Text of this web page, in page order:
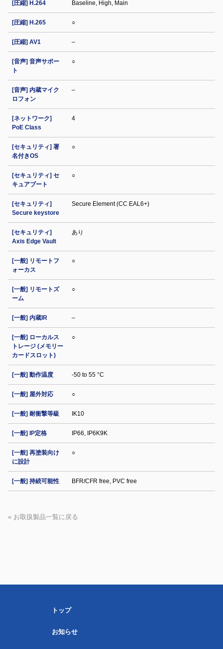
[圧縮] H.264 Baseline, High, Main
[圧縮] H.265 ○
[圧縮] AV1 –
[音声] 音声サポー
ト
○
[音声] 内蔵マイク
ロフォン
–
[ネットワーク]
PoE Class
4
[セキュリティ] 署
名付きOS
○
[セキュリティ] セ
キュアブート
○
[セキュリティ]
Secure keystore
Secure Element (CC EAL6+)
[セキュリティ]
Axis Edge Vault
あり
[一般] リモートフ
ォーカス
○
[一般] リモートズ
ーム
○
[一般] 内蔵IR –
[一般] ローカルス
トレージ (メモリー
カードスロット)
○
[一般] 動作温度 -50 to 55 °C
[一般] 屋外対応 ○
[一般] 耐衝撃等級 IK10
[一般] IP定格 IP66, IP6K9K
[一般] 再塗装向け
に設計
○
[一般] 持続可能性 BFR/CFR free, PVC free
« お取扱製品一覧に戻る
トップ
お知らせ